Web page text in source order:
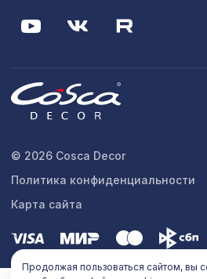
© 2026 Cosca Decor
Политика конфиденциальности
Карта сайта
Продолжая пользоваться сайтом, вы